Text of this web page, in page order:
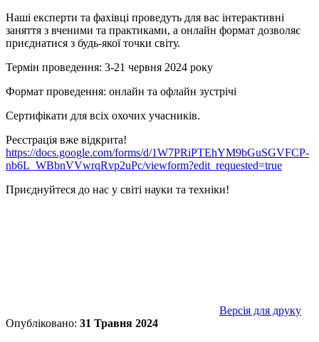
Наші експерти та фахівці проведуть для вас інтерактивні
заняття з вченими та практиками, а онлайн формат дозволяє
приєднатися з будь-якої точки світу.
Термін проведення: 3-21 червня 2024 року
Формат проведення: онлайн та офлайн зустрічі
Сертифікати для всіх охочих учасників.
Реєстрація вже відкрита!
https://docs.google.com/forms/d/1W7PRiPTEhYM9bGuSGVFCP-
nb6L_WBbnVVwrqRvp2uPc/viewform?edit_requested=true
Приєднуйтеся до нас у світі науки та техніки!
Версія для друку
Опубліковано: 31 Травня 2024